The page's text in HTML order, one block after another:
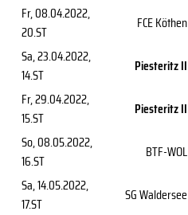
Fr, 08.04.2022,
20.ST
FCE Köthen
Sa, 23.04.2022,
14.ST
Piesteritz II
Fr, 29.04.2022,
15.ST
Piesteritz II
So, 08.05.2022,
16.ST
BTF-WOL
Sa, 14.05.2022,
17.ST
SG Waldersee